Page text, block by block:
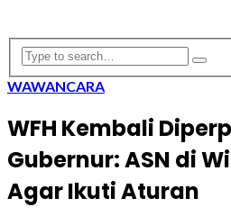
WAWANCARA
WFH Kembali
Gubernur: ASN di
Agar Ikuti Aturan